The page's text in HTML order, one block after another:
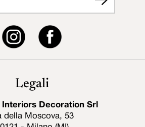
Legali
Interiors Decoration Srl
della Moscova, 53